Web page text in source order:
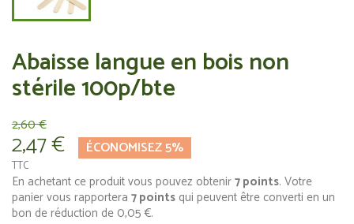
Abaisse langue en bois non
stérile 100p/bte
2,60 €
2,47 € ÉCONOMISEZ 5%
TTC
En achetant ce produit vous pouvez obtenir7points. Votre
panier vous rapportera 7points qui peuvent être converti en un
bon de réduction de 0,05 €.